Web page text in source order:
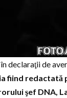
declaraţii de
fiind redactată
şef DNA,